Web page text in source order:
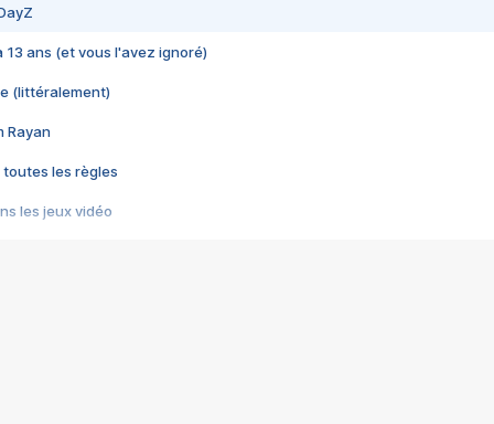
13 ans (et vous l'avez ignoré)
(littéralement)
Rayan
toutes les règles
les jeux vidéo